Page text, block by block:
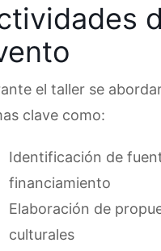
el taller se
clave como:
Identificación de
financiamiento
Elaboración de
culturales